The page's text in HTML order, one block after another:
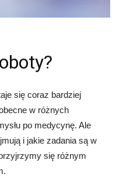
się coraz bardziej
w różnych
po medycynę. Ale
i jakie zadania są w
się różnym